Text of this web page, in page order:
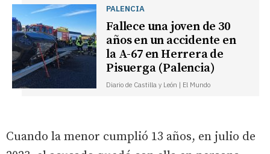
PALENCIA
Fallece una joven de 30
años en un accidente en
la A-67 en Herrera de
Pisuerga (Palencia)
Diario de Castilla y León | El Mundo
Cuando la menor cumplió 13 años, en julio de